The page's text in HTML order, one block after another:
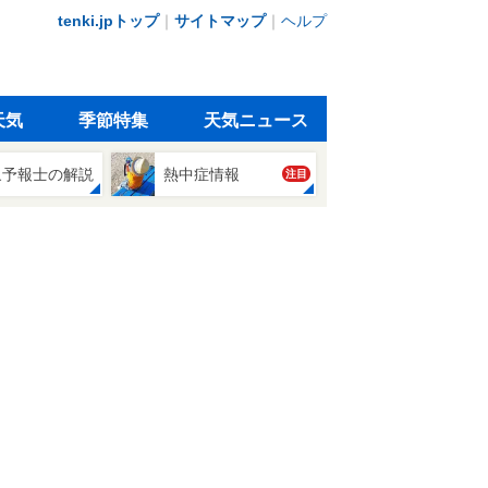
tenki.jpトップ｜ サイトマップ｜ ヘルプ
気 季節特集 天気ニュース
報士の解説 熱中症情報 注目